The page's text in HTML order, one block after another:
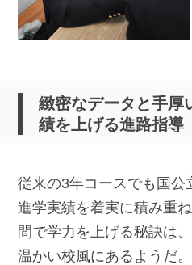
緻密なデータと手厚
績を上げる進路指導
従来の3年コースでも国公
進学実績を着実に積み重
間で学力を上げる秘訣は
温かい校風にあるようだ。